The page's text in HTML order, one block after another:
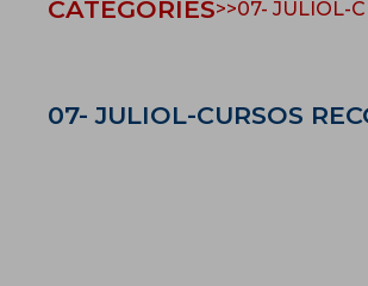
CATEGORIES>>07- JULIOL-
07- JULIOL-CURSOS